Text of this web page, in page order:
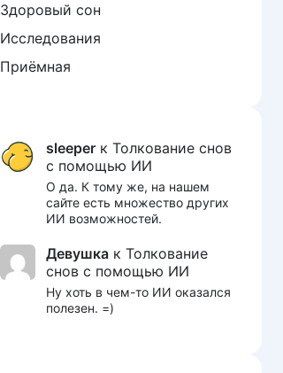
Здоровый сон
Исследования
Приёмная
sleeper к Толкование снов
с помощью ИИ
О да. К тому же, на нашем
сайте есть множество других
ИИ возможностей.
Девушка к Толкование
снов с помощью ИИ
Ну хоть в чем-то ИИ оказался
полезен. =)